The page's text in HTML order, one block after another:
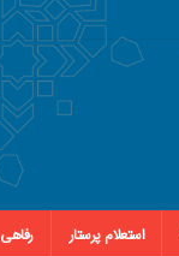
استعلام پرستار
رفاهی